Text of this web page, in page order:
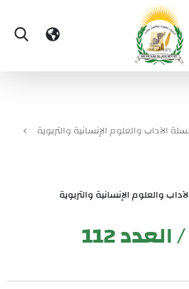
الآداب والعلوم الإنسانية والتربوية
والعلوم الإنسانية والتربوية